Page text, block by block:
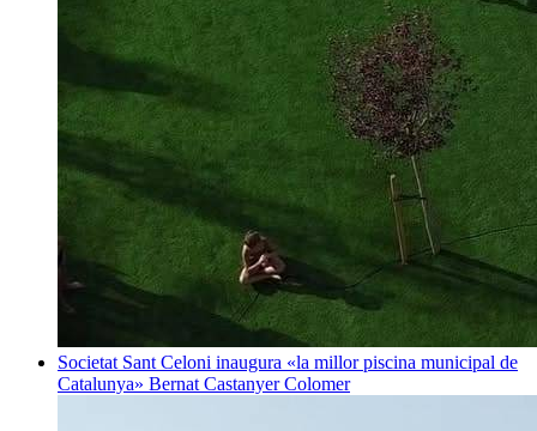
Societat Sant Celoni inaugura «la millor piscina municipal de
Catalunya» Bernat Castanyer Colomer